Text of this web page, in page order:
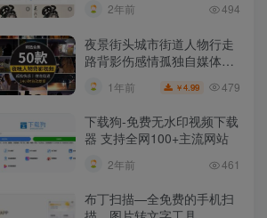
2年前 494
夜景街头城市街道人物行走
路背影伤感情孤独自媒体抖
1年前 ￥4.99 479
下载狗-免费无水印视频下载
器 支持全网100+主流网站​
2年前 461
布丁扫描—全免费的手机扫